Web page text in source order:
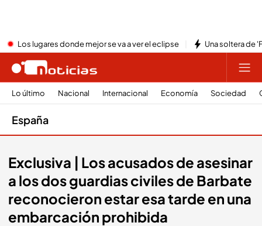
Los lugares donde mejor se va a ver el eclipse Una soltera de
Lo último Nacional Internacional Economía Sociedad
España
Exclusiva | Los acusados de asesinar
a los dos guardias civiles de Barbate
reconocieron estar esa tarde en una
embarcación prohibida